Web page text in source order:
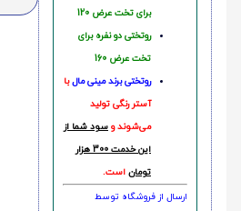
برای تخت عرض 120
روتختی دو نفره برای
تخت عرض 160
روتختی‌ برند مینی مالبا
آستر رنگی تولید
می‌شوند و سود شما از
این خدمت 300 هزار
تومان است.
ارسال از فروشگاه توسط